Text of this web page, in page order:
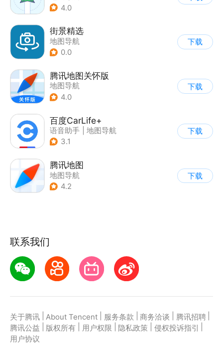
4.0
街景精选
地图导航
0.0
下载
腾讯地图关怀版
地图导航
4.0
下载
百度CarLife+
语音助手
地图导航
3.1
下载
腾讯地图
地图导航
4.2
下载
联系我们
关于腾讯 About Tencent 服务条款 商务洽谈 腾讯招聘
腾讯公益
版权所有 用户权限 隐私政策 侵权投诉指引
用户协议